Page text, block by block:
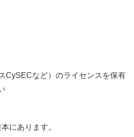
CySECなど）のライセンスを保有
にあります。